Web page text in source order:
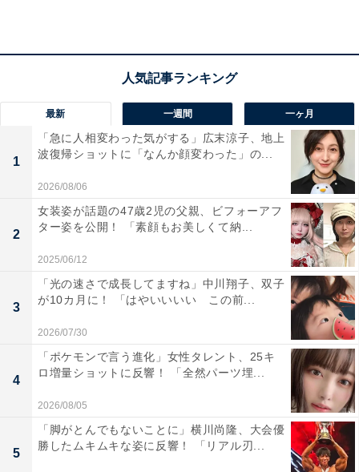
最新 一週間 一ヶ月
1
「急に人相変わった気がする」広末涼子、地上
波復帰ショットに「なんか顔変わった」の...
2026/08/06
2
女装姿が話題の47歳2児の父親、ビフォーアフ
ター姿を公開！ 「素顔もお美しくて納...
2025/06/12
3
「光の速さで成長してますね」中川翔子、双子
が10カ月に！ 「はやいいいい この前...
2026/07/30
4
「ポケモンで言う進化」女性タレント、25キ
ロ増量ショットに反響！ 「全然パーツ埋...
2026/08/05
5
「脚がとんでもないことに」横川尚隆、大会優
勝したムキムキな姿に反響！ 「リアル刃...